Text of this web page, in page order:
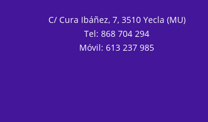
C/ Cura Ibáñez, 7, 3510 Yecla (MU)
Tel: 868 704 294
Móvil: 613 237 985